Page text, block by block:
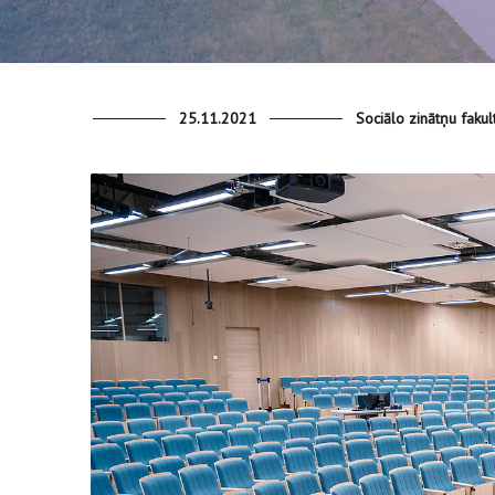
25.11.2021 Sociālo zinātņu